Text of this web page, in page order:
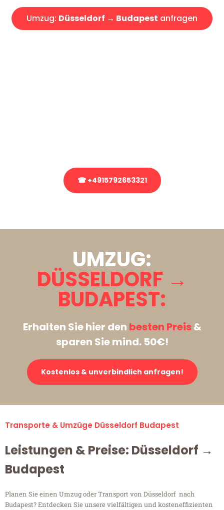
Umzug: Düsseldorf → Budapest anfragen
☎ +4915792653321
UMZUG:
DÜSSELDORF →
BUDAPEST:
Erhalten Sie hier den besten Preis&
sparen Sie mind. 50€!
Kostenlos & unverbindlich anfragen!
Transporte & Umzüge Düsseldorf Budapest
Leistungen & Preise: Düsseldorf →
Budapest
Planen Sie einen Umzug oder Transport von Düsseldorf nach
Budapest? Entdecken Sie unsere vielfältigen und kosteneffizienten